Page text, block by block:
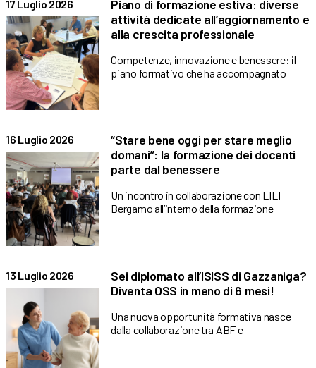
17 Luglio 2026
Piano di formazione estiva: diverse
attività dedicate all’aggiornamento e
alla crescita professionale
Competenze, innovazione e benessere: il
piano formativo che ha accompagnato
16 Luglio 2026
“Stare bene oggi per stare meglio
domani”: la formazione dei docenti
parte dal benessere
Un incontro in collaborazione con LILT
Bergamo all’interno della formazione
13 Luglio 2026
Sei diplomato all’ISISS di Gazzaniga?
Diventa OSS in meno di 6 mesi!
Una nuova opportunità formativa nasce
dalla collaborazione tra ABF e